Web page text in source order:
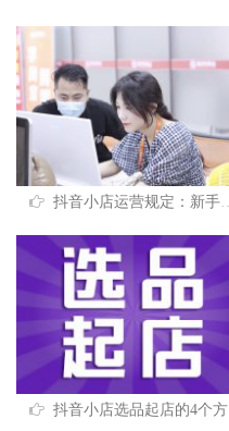
抖音小店运营规定：新手开店一定不要做的4件事！
抖音小店选品起店的4个方法，强烈推荐！